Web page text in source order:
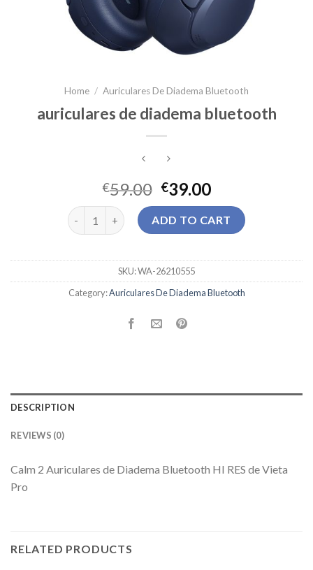
Home / Auriculares De Diadema Bluetooth
auriculares de diadema bluetooth
€59.00 €39.00
auriculares de diadema bluetooth quantity
ADD TO CART
SKU:WA-26210555
Category:Auriculares De Diadema Bluetooth
DESCRIPTION
REVIEWS (0)
Calm 2 Auriculares de Diadema Bluetooth HI RES de Vieta
Pro
RELATED PRODUCTS